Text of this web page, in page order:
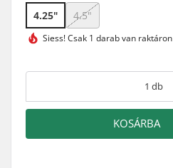
4.25" 4.5"
Siess!Csak 1 darab van raktáron
1 db
KOSÁRBA